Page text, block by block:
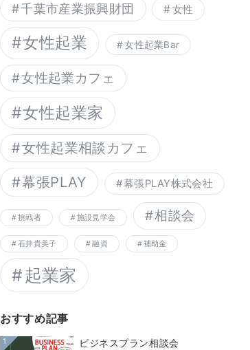
千葉市産業振興財団 女性
女性起業 女性起業Bar
女性起業カフェ
女性起業家
女性起業相談カフェ
幕張PLAY 幕張PLAY株式会社
挑戦者 施設見学会 相談会
石井貴美子 融資 補助金
起業家
おすすめ記事
1 ビジネスプラン相談会